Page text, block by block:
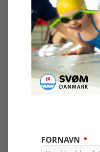
FORNAVN